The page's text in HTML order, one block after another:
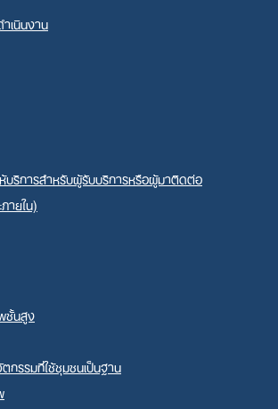
เนินงาน
บริการสำหรับผู้รับบริการหรือผู้มาติดต่อ
ายใน)
ชั้นสูง
รรมที่ใช้ชุมชนเป็นฐาน